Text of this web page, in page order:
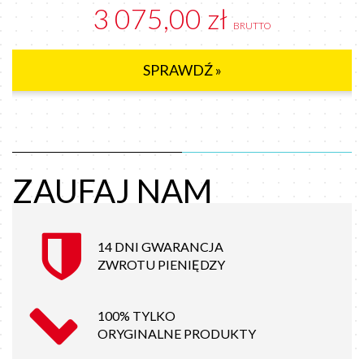
3 075,00 zł BRUTTO
SPRAWDŹ »
ZAUFAJ NAM
14 DNI GWARANCJA
ZWROTU PIENIĘDZY
100% TYLKO
ORYGINALNE PRODUKTY